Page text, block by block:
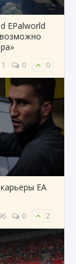
EPalworld
0 0
EA
0 2